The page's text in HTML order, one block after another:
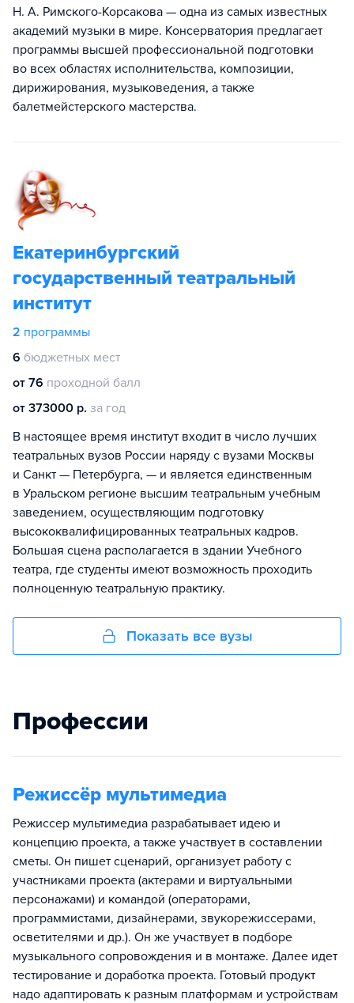
Н. А. Римского-Корсакова — одна из самых известных
академий музыки в мире. Консерватория предлагает
программы высшей профессиональной подготовки
во всех областях исполнительства, композиции,
дирижирования, музыковедения, а также
балетмейстерского мастерства.
Екатеринбургский
государственный театральный
институт
2 программы
6 бюджетных мест
от 76 проходной балл
от 373000 р. за год
В настоящее время институт входит в число лучших
театральных вузов России наряду с вузами Москвы
и Санкт — Петербурга, — и является единственным
в Уральском регионе высшим театральным учебным
заведением, осуществляющим подготовку
высококвалифицированных театральных кадров.
Большая сцена располагается в здании Учебного
театра, где студенты имеют возможность проходить
полноценную театральную практику.
Показать все вузы
Профессии
Режиссёр мультимедиа
Режиссер мультимедиа разрабатывает идею и
концепцию проекта, а также участвует в составлении
сметы. Он пишет сценарий, организует работу с
участниками проекта (актерами и виртуальными
персонажами) и командой (операторами,
программистами, дизайнерами, звукорежиссерами,
осветителями и др.). Он же участвует в подборе
музыкального сопровождения и в монтаже. Далее идет
тестирование и доработка проекта. Готовый продукт
надо адаптировать к разным платформам и устройствам